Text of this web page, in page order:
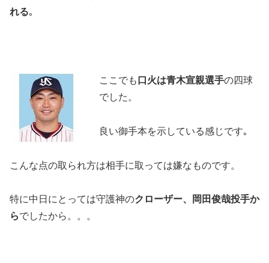
れる｡
ここでも 口火は青木宣親選手の四球
でした。
良い御手本を示している感じです｡
こんな点の取られ方は相手に取っては嫌なものです。
特に中日にとっては守護神のクローザー、岡田俊哉投手か
らでしたから。。。